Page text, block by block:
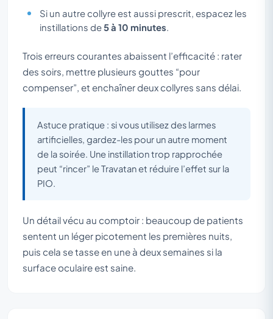
Si un autre collyre est aussi prescrit, espacez les
instillations de5 à 10 minutes
Trois erreurs courantes abaissent l’efficacité : rater
des soirs, mettre plusieurs gouttes “pour
compenser”, et enchaîner deux collyres sans délai.
Astuce pratique : si vous utilisez des larmes
artificielles, gardez-les pour un autre moment
de la soirée. Une instillation trop rapprochée
peut “rincer” le Travatan et réduire l’effet sur la
PIO.
Un détail vécu au comptoir : beaucoup de patients
sentent un léger picotement les premières nuits,
puis cela se tasse en une à deux semaines si la
surface oculaire est saine.